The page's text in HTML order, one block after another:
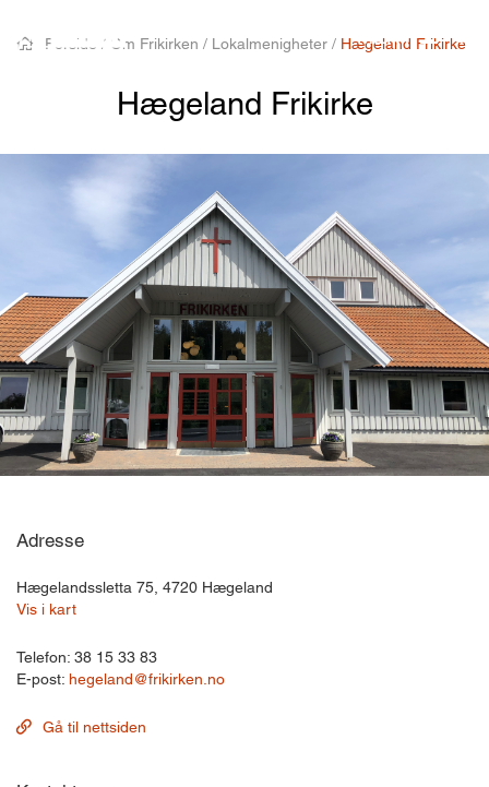
MENY
Forside / Om Frikirken / Lokalmenigheter / Hægeland Frikirke
Hægeland Frikirke
Adresse
Hægelandssletta 75, 4720 Hægeland
Vis i kart
Telefon: 38 15 33 83
E-post: hegeland@frikirken.no
Gå til nettsiden